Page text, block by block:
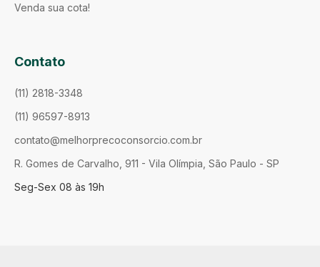
Venda sua cota!
Contato
(11) 2818-3348
(11) 96597-8913
contato@melhorprecoconsorcio.com.br
R. Gomes de Carvalho, 911 - Vila Olímpia, São Paulo - SP
Seg-Sex 08 às 19h